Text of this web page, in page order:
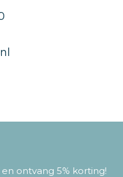
ontvang 5% korting!